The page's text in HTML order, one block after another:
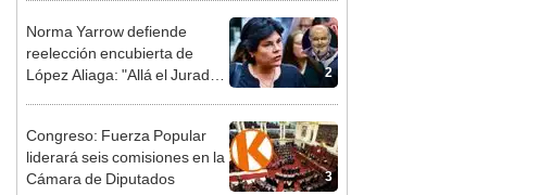
2
Norma Yarrow defiende
reelección encubierta de
López Aliaga: "Allá el Jurado
3
Congreso: Fuerza Popular
liderará seis comisiones en la
Cámara de Diputados